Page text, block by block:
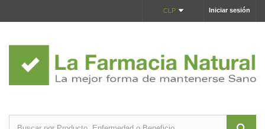
Iniciar sesión
CLP